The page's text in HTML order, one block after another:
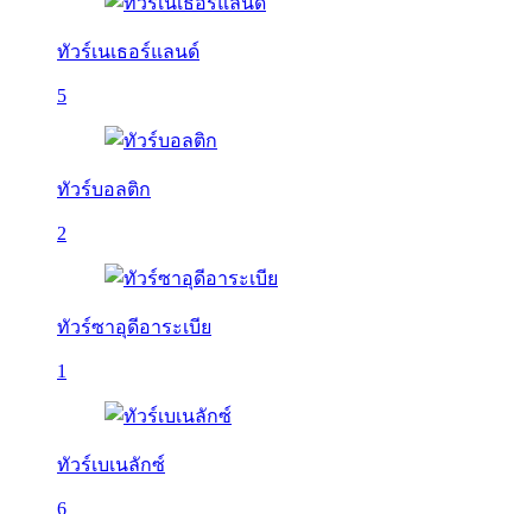
ทัวร์เนเธอร์แลนด์
5
ทัวร์บอลติก
2
ทัวร์ซาอุดีอาระเบีย
1
ทัวร์เบเนลักซ์
6